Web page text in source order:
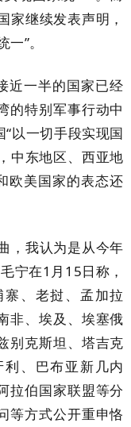
继续发表声明，
”。
近一半的国家已经
的特别军事行动中
以一切手段实现国
中东地区、西亚地
欧美国家的表态还
，我认为是从今年
宁在1月15日称，
、老挝、孟加拉
非、埃及、埃塞俄
别克斯坦、塔吉克
、巴布亚新几内
拉伯国家联盟等分
等方式公开重申恪